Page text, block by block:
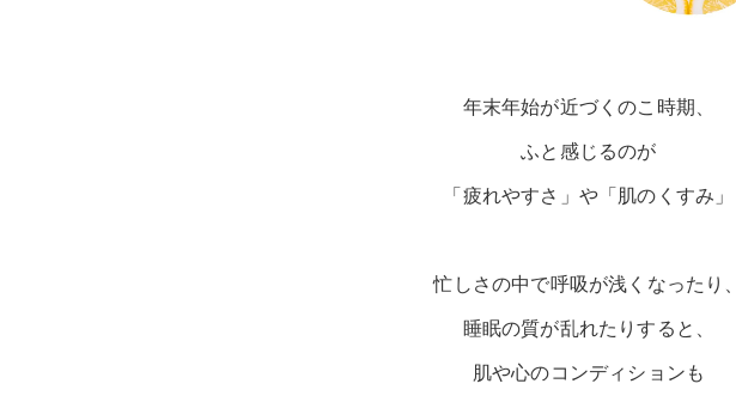
年末年始が近づくのこ時期、
ふと感じるのが
「疲れやすさ」や「肌のくすみ」
忙しさの中で呼吸が浅くなったり、
睡眠の質が乱れたりすると、
肌や心のコンディションも